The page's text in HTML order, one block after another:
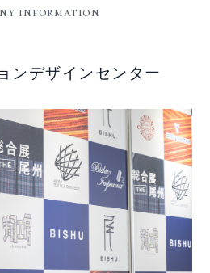
information
ンデザインセンター